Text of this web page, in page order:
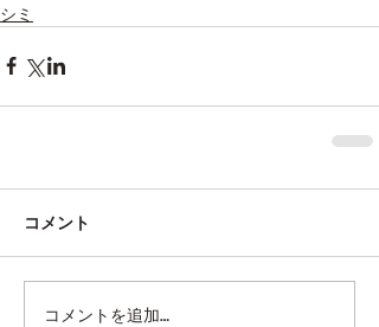
シミ
コメント
コメントを追加…